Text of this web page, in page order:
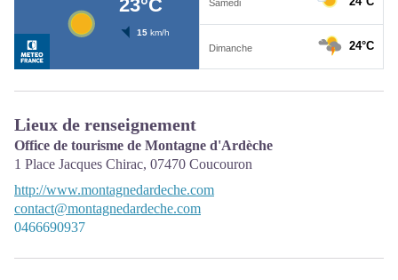
Lieux de renseignement
Office de tourisme de Montagne d'Ardèche
1 Place Jacques Chirac, 07470 Coucouron
http://www.montagnedardeche.com
contact@montagnedardeche.com
0466690937